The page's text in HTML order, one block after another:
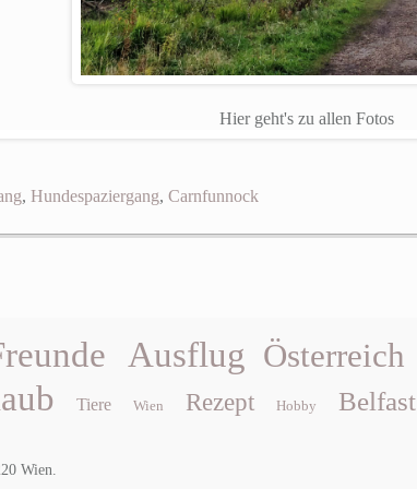
Hier geht's zu allen Fotos
, Hundespaziergang, Carnfunnock
Ausflug Österreich
Tiere Wien Rezept Hobby Belfast
Wien.